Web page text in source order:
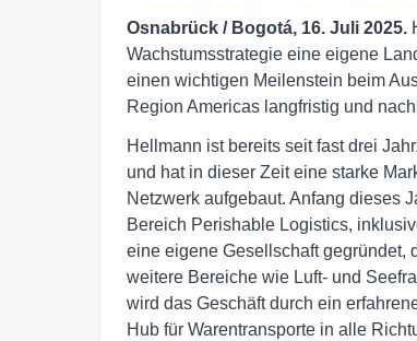
Osnabrück / Bogotá, 16. Juli 2025.
Wachstumsstrategie eine eigene
einen wichtigen Meilenstein beim
Region Americas langfristig und
Hellmann ist bereits seit fast drei
und hat in dieser Zeit eine starke
Netzwerk aufgebaut. Anfang dieses
Bereich Perishable Logistics,
eine eigene Gesellschaft gegründet,
weitere Bereiche wie Luft- und
wird das Geschäft durch ein
Hub für Warentransporte in alle